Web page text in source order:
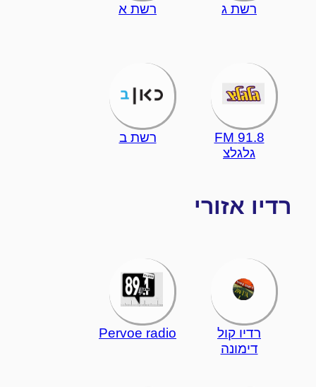
רשת ג רשת א
91.8 FM
גלגלצ
רשת ב
רדיו אזורי
רדיו קול
דימונה
Pervoe radio